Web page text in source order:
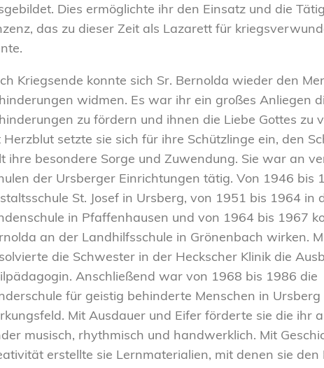
Dies ermöglichte ihr den Einsatz und die
das zu dieser Zeit als Lazarett für
Kriegsende konnte sich Sr. Bernolda wieder den
widmen. Es war ihr ein großes Anliegen
zu fördern und ihnen die Liebe Gottes zu
Herzblut setzte sie sich für ihre Schützlinge ein, den
ihre besondere Sorge und Zuwendung. Sie war an
der Ursberger Einrichtungen tätig. Von 1946 bis
St. Josef in Ursberg, von 1951 bis 1964 in
in Pfaffenhausen und von 1964 bis 1967
an der Landhilfsschule in Grönenbach wirken.
die Schwester in der Heckscher Klinik die
Anschließend war von 1968 bis 1986 die
für geistig behinderte Menschen in Ursberg
Mit Ausdauer und Eifer förderte sie die ihr
musisch, rhythmisch und handwerklich. Mit
erstellte sie Lernmaterialien, mit denen sie den